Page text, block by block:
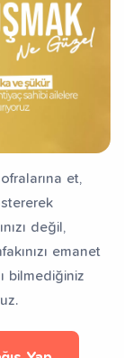
et,
değil,
emanet
bilmediğiniz